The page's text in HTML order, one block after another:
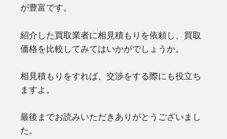
が豊富です。
紹介した買取業者に相見積もりを依頼し、買取
価格を比較してみてはいかがでしょうか。
相見積もりをすれば、交渉をする際にも役立ち
ますよ。
最後までお読みいただきありがとうございまし
た。